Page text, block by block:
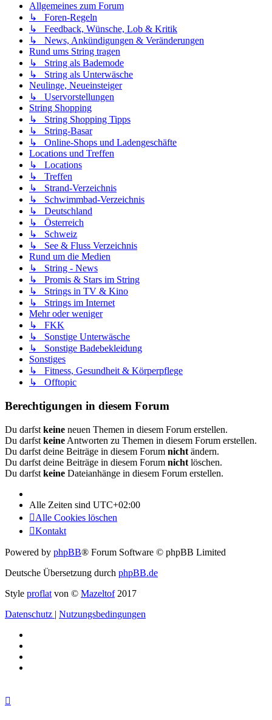
Allgemeines zum Forum
↳ Foren-Regeln
↳ Feedback, Wünsche, Lob & Kritik
↳ News, Ankündigungen & Veränderungen
Rund ums String tragen
↳ String als Bademode
↳ String als Unterwäsche
Neulinge, Neueinsteiger
↳ Uservorstellungen
String Shopping
↳ String Shopping Tipps
↳ String-Basar
↳ Online-Shops und Ladengeschäfte
Locations und Treffen
↳ Locations
↳ Treffen
↳ Strand-Verzeichnis
↳ Schwimmbad-Verzeichnis
↳ Deutschland
↳ Österreich
↳ Schweiz
↳ See & Fluss Verzeichnis
Rund um die Medien
↳ String - News
↳ Promis & Stars im String
↳ Strings in TV & Kino
↳ Strings im Internet
Mehr oder weniger
↳ FKK
↳ Sonstige Unterwäsche
↳ Sonstige Badebekleidung
Sonstiges
↳ Fitness, Gesundheit & Körperpflege
↳ Offtopic
Berechtigungen in diesem Forum
Du darfst keine neuen Themen in diesem Forum erstellen.
Du darfst keine Antworten zu Themen in diesem Forum erstellen.
Du darfst deine Beiträge in diesem Forum nicht ändern.
Du darfst deine Beiträge in diesem Forum nicht löschen.
Du darfst keine Dateianhänge in diesem Forum erstellen.
Alle Zeiten sind UTC+02:00
Alle Cookies löschen
Kontakt
Powered by phpBB® Forum Software © phpBB Limited
Deutsche Übersetzung durch phpBB.de
Style proflat von © Mazeltof2017
Datenschutz | Nutzungsbedingungen